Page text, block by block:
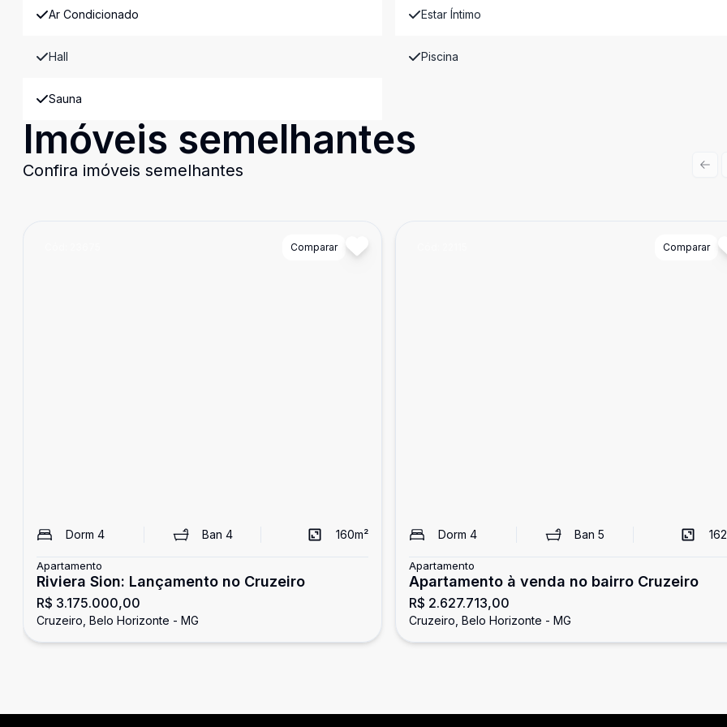
Ar Condicionado Estar Íntimo
Hall Piscina
Sauna
Imóveis semelhantes
Confira imóveis semelhantes
Comparar
Dorm 4 Ban 4 160m²
Apartamento
Riviera Sion: Lançamento no Cruzeiro
R$ 3.175.000,00
Cruzeiro, Belo Horizonte - MG
Comparar
Dorm 4 Ban 5 162
Apartamento
Apartamento à venda no bairro Cruzeiro
R$ 2.627.713,00
Cruzeiro, Belo Horizonte - MG